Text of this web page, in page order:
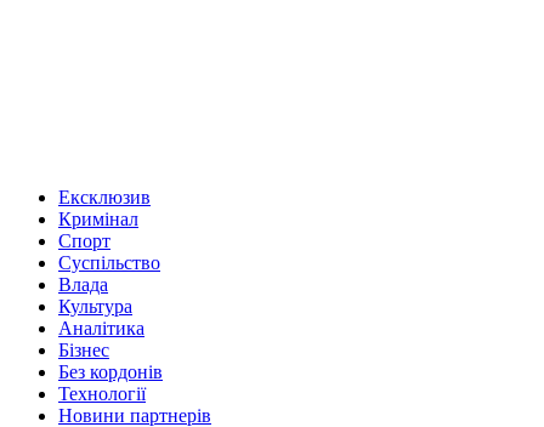
Ексклюзив
Кримінал
Спорт
Суспільство
Влада
Культура
Аналітика
Бізнес
Без кордонів
Технології
Новини партнерів